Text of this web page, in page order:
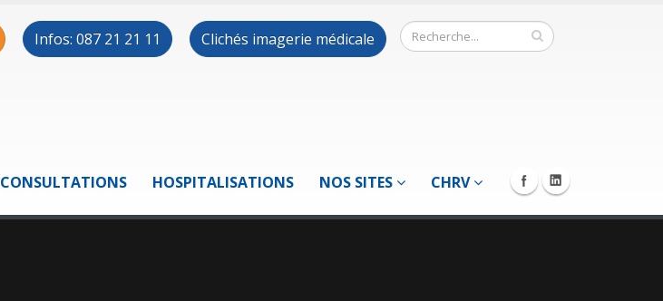
Infos: 087 21 21 11 Clichés imagerie médicale
CONSULTATIONS HOSPITALISATIONS NOS SITES CHRV